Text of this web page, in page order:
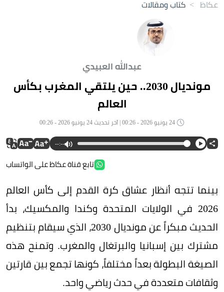
عكاظ > كتاب ومقالات
عبدالله العبيدي
مونديال 2030.. حين يلتقي المغرب بكأس
العالم
--:--
تابع قناة عكاظ على الواتساب
بينما تتجه أنظار عشاق كرة القدم إلى كأس العالم
2026 في الولايات المتحدة وكندا والمكسيك، بدأ
الحديث مبكراً عن مونديال 2030، الذي سيقام بتنظيم
مشترك بين إسبانيا والبرتغال والمغرب. وتمنح هذه
الصيغة البطولة بعداً مختلفاً، كونها تجمع بين قارتين
وثقافات متعددة في حدث رياضي واحد.